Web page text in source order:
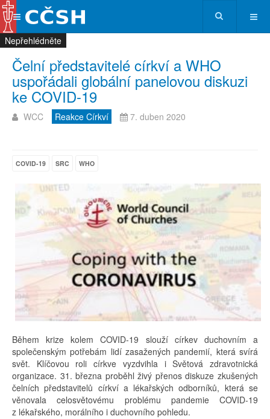
Čelní představitelé církví a WHO
uspořádali globální panelovou diskuzi
ke COVID-19
WCC Reakce Církví 7. duben 2020
COVID-19 SRC WHO
Během krize kolem COVID-19 slouží církev duchovním a
společenským potřebám lidí zasažených pandemií, která svírá
svět. Klíčovou roli církve vyzdvihla i Světová zdravotnická
organizace. 31. března proběhl živý přenos diskuze zkušených
čelních představitelů církví a lékařských odborníků, která se
věnovala celosvětovému problému pandemie COVID-19
z lékařského, morálního i duchovního pohledu.
Nepřehlédněte
Nepřehlédněte
Nepřehlédněte
Nepřehlédněte